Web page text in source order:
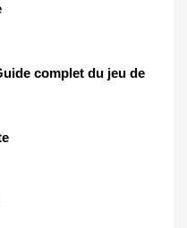
complet du jeu de